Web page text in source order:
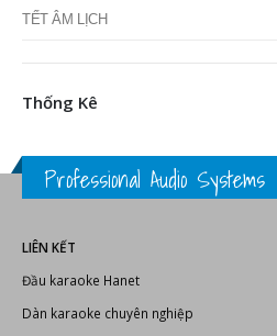
TẾT ÂM LỊCH
Thống Kê
Professional Audio Systems
LIÊN KẾT
Đầu karaoke Hanet
Dàn karaoke chuyên nghiệp